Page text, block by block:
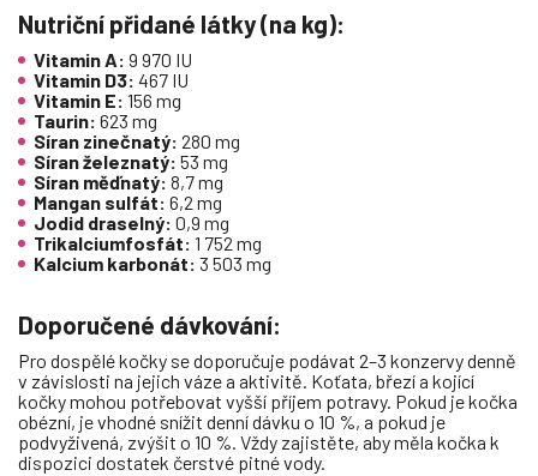
Nutriční přidané látky (na kg):
Vitamin A: 9 970 IU
Vitamin D3: 467 IU
Vitamin E: 156 mg
Taurin: 623 mg
Síran zinečnatý: 280 mg
Síran železnatý: 53 mg
Síran měďnatý: 8,7 mg
Mangan sulfát: 6,2 mg
Jodid draselný: 0,9 mg
Trikalciumfosfát: 1 752 mg
Kalcium karbonát: 3 503 mg
Doporučené dávkování:
Pro dospělé kočky se doporučuje podávat 2–3 konzervy denně
v závislosti na jejich váze a aktivitě. Koťata, březí a kojící
kočky mohou potřebovat vyšší příjem potravy. Pokud je kočka
obézní, je vhodné snížit denní dávku o 10 %, a pokud je
podvyživená, zvýšit o 10 %. Vždy zajistěte, aby měla kočka k
dispozici dostatek čerstvé pitné vody.